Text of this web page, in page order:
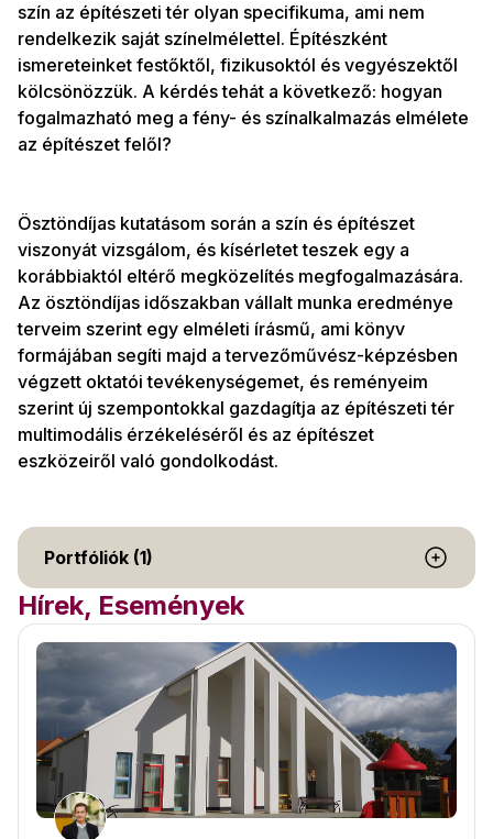
szín az építészeti tér olyan specifikuma, ami nem
rendelkezik saját színelmélettel. Építészként
ismereteinket festőktől, fizikusoktól és vegyészektől
kölcsönözzük. A kérdés tehát a következő: hogyan
fogalmazható meg a fény- és színalkalmazás elmélete
az építészet felől?
Ösztöndíjas kutatásom során a szín és építészet
viszonyát vizsgálom, és kísérletet teszek egy a
korábbiaktól eltérő megközelítés megfogalmazására.
Az ösztöndíjas időszakban vállalt munka eredménye
terveim szerint egy elméleti írásmű, ami könyv
formájában segíti majd a tervezőművész-képzésben
végzett oktatói tevékenységemet, és reményeim
szerint új szempontokkal gazdagítja az építészeti tér
multimodális érzékeléséről és az építészet
eszközeiről való gondolkodást.
Portfóliók (1)
Hírek, Események